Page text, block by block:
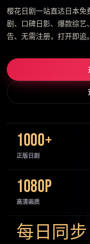
樱花日剧一站直达日本免
剧、口碑日影、爆款综艺
告、无需注册，打开即追。
1000+
正版日剧
1080P
高清画质
每日同步